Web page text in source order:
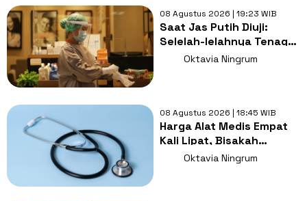
08 Agustus 2026 | 19:23 WIB
Saat Jas Putih Diuji:
Selelah-lelahnya Tenaga
Kesehatan, Tetap Lebih
Oktavia Ningrum
08 Agustus 2026 | 18:45 WIB
Harga Alat Medis Empat
Kali Lipat, Bisakah
Layanan Kesehatan
Oktavia Ningrum